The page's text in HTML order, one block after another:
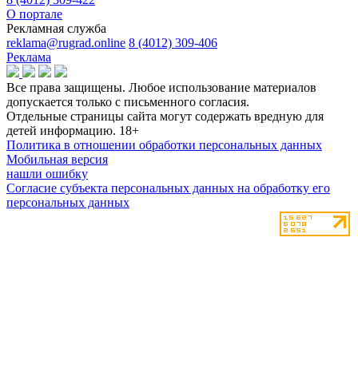
О портале
Рекламная служба
reklama@rugrad.online 8 (4012) 309-406
Реклама
Все права защищены. Любое использование материалов
допускается только с письменного согласия.
Отдельные страницы сайта могут содержать вредную для
детей информацию. 18+
Политика в отношении обработки персональных данных
Мобильная версия
нашли ошибку
Согласие субъекта персональных данных на обработку его
персональных данных